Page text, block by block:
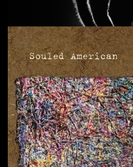
You’re Free to Go
Blu & Exile